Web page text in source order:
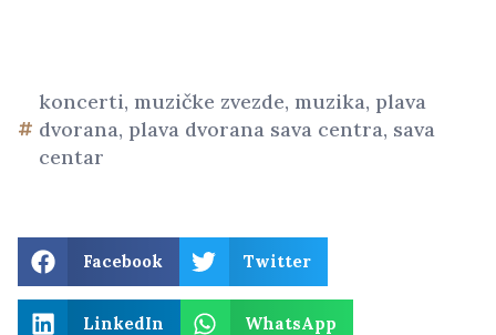
koncerti, muzičke zvezde, muzika, plava
dvorana, plava dvorana sava centra, sava
centar
Facebook Twitter
LinkedIn WhatsApp